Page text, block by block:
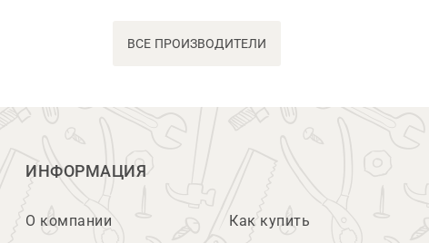
ВСЕ ПРОИЗВОДИТЕЛИ
ИНФОРМАЦИЯ
О компании
Как купить